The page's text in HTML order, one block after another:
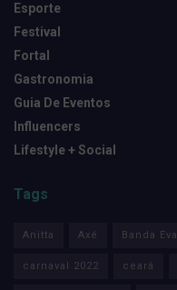
Esporte
Festival
Fortal
Gastronomia
Guia De Eventos
Influencers
Lifestyle + Social
Tags
Anitta Axé Banda Eva
carnaval 2022 ceará